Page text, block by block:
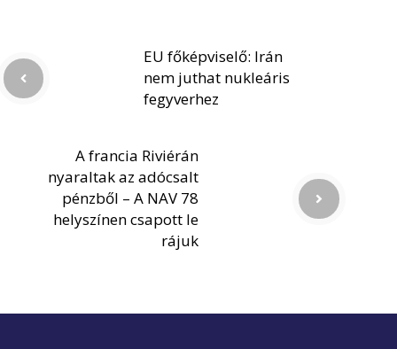
EU főképviselő: Irán
nem juthat nukleáris
fegyverhez
A francia Riviérán
nyaraltak az adócsalt
pénzből – A NAV 78
helyszínen csapott le
rájuk